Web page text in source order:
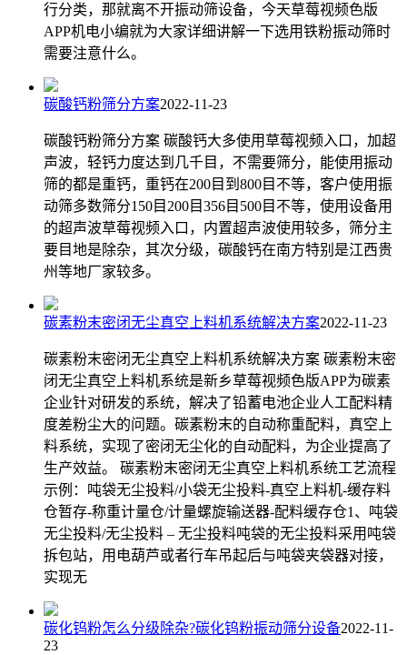
行分类，那就离不开振动筛设备，今天草莓视频色版
APP机电小编就为大家详细讲解一下选用铁粉振动筛时
需要注意什么。
碳酸钙粉筛分方案2022-11-23
碳酸钙粉筛分方案 碳酸钙大多使用草莓视频入口，加超
声波，轻钙力度达到几千目，不需要筛分，能使用振动
筛的都是重钙，重钙在200目到800目不等，客户使用振
动筛多数筛分150目200目356目500目不等，使用设备用
的超声波草莓视频入口，内置超声波使用较多，筛分主
要目地是除杂，其次分级，碳酸钙在南方特别是江西贵
州等地厂家较多。
碳素粉末密闭无尘真空上料机系统解决方案2022-11-23
碳素粉末密闭无尘真空上料机系统解决方案 碳素粉末密
闭无尘真空上料机系统是新乡草莓视频色版APP为碳素
企业针对研发的系统，解决了铅蓄电池企业人工配料精
度差粉尘大的问题。碳素粉末的自动称重配料，真空上
料系统，实现了密闭无尘化的自动配料，为企业提高了
生产效益。 碳素粉末密闭无尘真空上料机系统工艺流程
示例：吨袋无尘投料/小袋无尘投料-真空上料机-缓存料
仓暂存-称重计量仓/计量螺旋输送器-配料缓存仓1、吨袋
无尘投料/无尘投料 – 无尘投料吨袋的无尘投料采用吨袋
拆包站，用电葫芦或者行车吊起后与吨袋夹袋器对接，
实现无
碳化钨粉怎么分级除杂?碳化钨粉振动筛分设备2022-11-
23